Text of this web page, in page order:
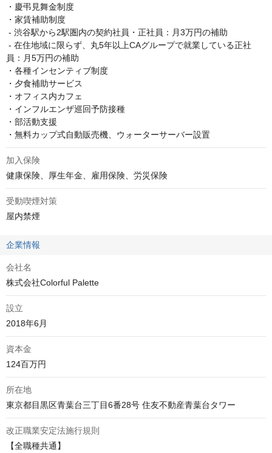
・慶弔見舞金制度
・家賃補助制度
員：月5万円の補助
・各種インセンティブ制度
・夕食補助サービス
・オフィス内カフェ
・インフルエンザ巡回予防接種
・部活動支援
・無料カップ式自動販売機、ウォーターサーバー設置
加入保険
健康保険、厚生年金、雇用保険、労災保険
受動喫煙対策
屋内禁煙
企業情報
会社名
株式会社Colorful Palette
設立
2018年6月
資本金
124百万円
所在地
東京都目黒区青葉台三丁目6番28号 住友不動産青葉台タワー
改正職業安定法施行規則
【全職種共通】